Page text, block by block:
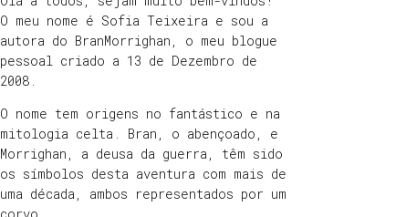
O meu nome é Sofia Teixeira e sou a
autora do BranMorrighan, o meu blogue
pessoal criado a 13 de Dezembro de
2008.
O nome tem origens no fantástico e na
mitologia celta. Bran, o abençoado, e
Morrighan, a deusa da guerra, têm sido
os símbolos desta aventura com mais de
uma década, ambos representados por um